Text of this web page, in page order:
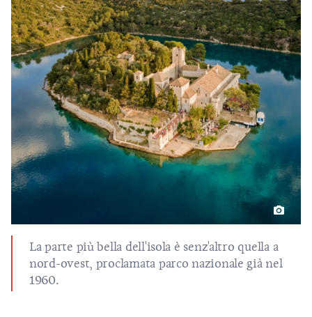
La parte più bella dell'isola è senz'altro quella a
nord-ovest, proclamata parco nazionale già nel
1960.